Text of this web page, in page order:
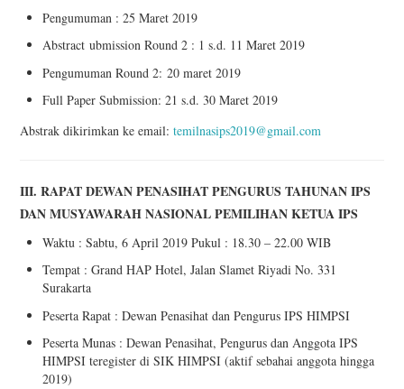
Pengumuman : 25 Maret 2019
Abstract ubmission Round 2 : 1 s.d. 11 Maret 2019
Pengumuman Round 2: 20 maret 2019
Full Paper Submission: 21 s.d. 30 Maret 2019
Abstrak dikirimkan ke email:temilnasips2019@gmail.com
III. RAPAT DEWAN PENASIHAT PENGURUS TAHUNAN IPS
DAN MUSYAWARAH NASIONAL PEMILIHAN KETUA IPS
Waktu : Sabtu, 6 April 2019 Pukul : 18.30 – 22.00 WIB
Tempat : Grand HAP Hotel, Jalan Slamet Riyadi No. 331
Surakarta
Peserta Rapat : Dewan Penasihat dan Pengurus IPS HIMPSI
Peserta Munas : Dewan Penasihat, Pengurus dan Anggota IPS
HIMPSI teregister di SIK HIMPSI (aktif sebahai anggota hingga
2019)